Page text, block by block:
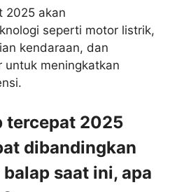
2025 akan
seperti motor listrik,
kendaraan, dan
meningkatkan
tercepat 2025
dibandingkan
saat ini, apa